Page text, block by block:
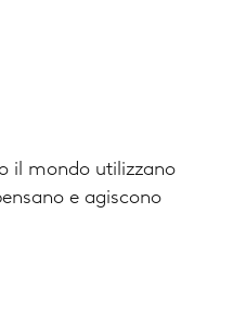
il mondo utilizzano
e agiscono